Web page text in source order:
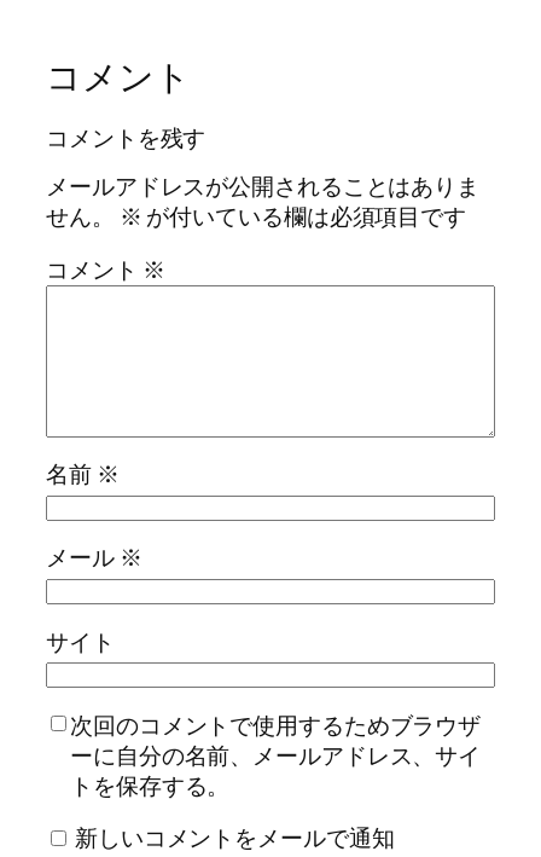
コメント
コメントを残す
メールアドレスが公開されることはありま
せん。
※ が付いている欄は必須項目です
コメント ※
名前 ※
メール ※
サイト
次回のコメントで使用するためブラウザ
ーに自分の名前、メールアドレス、サイ
トを保存する。
新しいコメントをメールで通知